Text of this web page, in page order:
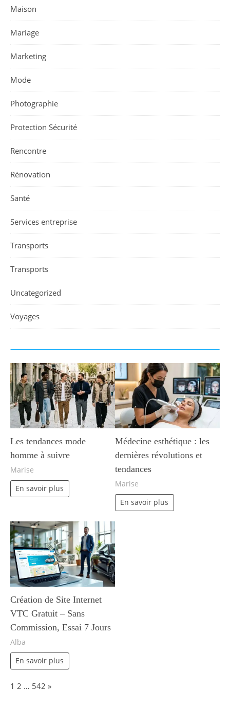
Maison
Mariage
Marketing
Mode
Photographie
Protection Sécurité
Rencontre
Rénovation
Santé
Services entreprise
Transports
Transports
Uncategorized
Voyages
Les tendances mode
homme à suivre
Marise
En savoir plus
Médecine esthétique : les
dernières révolutions et
tendances
Marise
En savoir plus
Création de Site Internet
VTC Gratuit – Sans
Commission, Essai 7 Jours
Alba
En savoir plus
Page:
1 2 … 542 Next
»